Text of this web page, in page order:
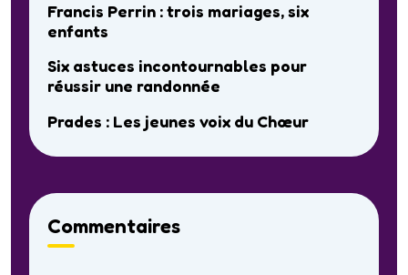
Francis Perrin : trois mariages, six
enfants
Six astuces incontournables pour
réussir une randonnée
Prades : Les jeunes voix du Chœur
Commentaires